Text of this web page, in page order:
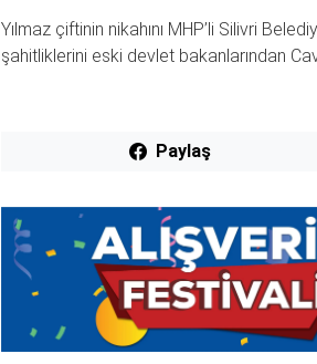
Yılmaz çiftinin nikahını MHP’li Silivri
şahitliklerini eski devlet bakanlarından
Paylaş